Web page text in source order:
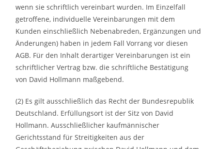
wenn sie schriftlich vereinbart wurden. Im Einzelfall
getroffene, individuelle Vereinbarungen mit dem
Kunden einschließlich Nebenabreden, Ergänzungen und
Änderungen) haben in jedem Fall Vorrang vor diesen
AGB. Für den Inhalt derartiger Vereinbarungen ist ein
schriftlicher Vertrag bzw. die schriftliche Bestätigung
von David Hollmann maßgebend.
(2) Es gilt ausschließlich das Recht der Bundesrepublik
Deutschland. Erfüllungsort ist der Sitz von David
Hollmann. Ausschließlicher kaufmännischer
Gerichtsstand für Streitigkeiten aus der